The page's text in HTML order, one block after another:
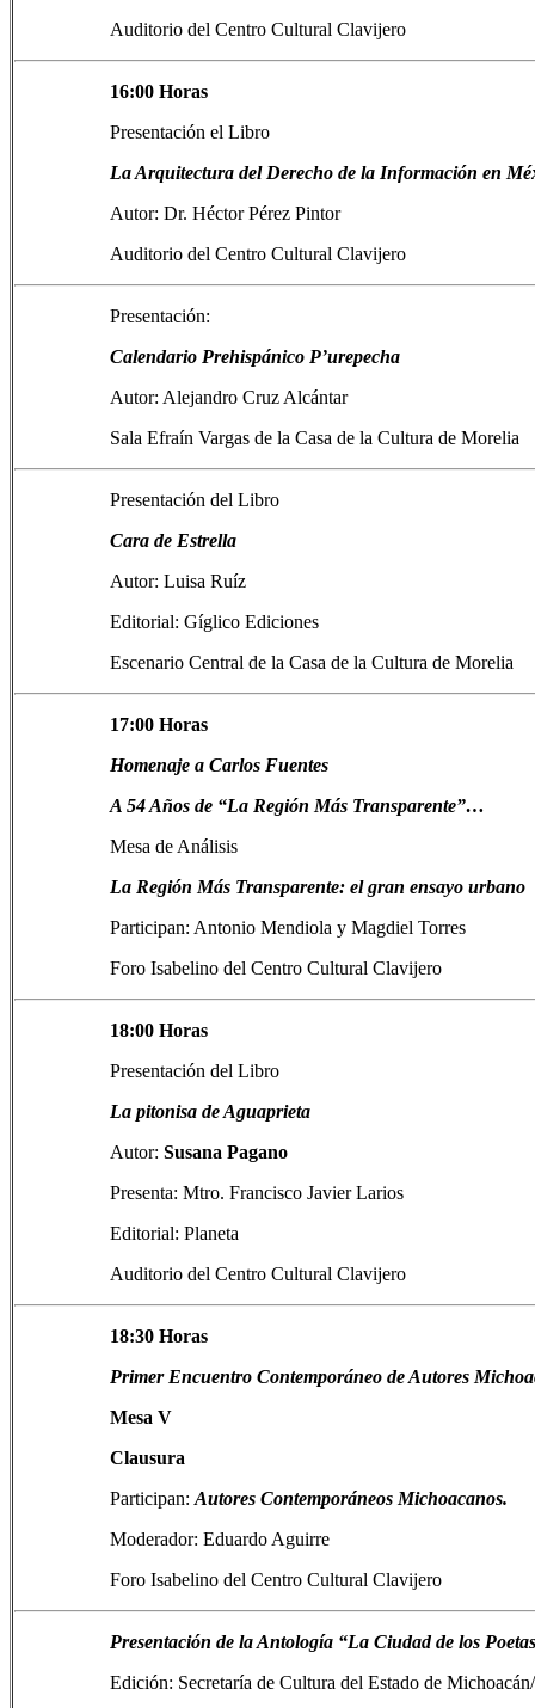
Auditorio del Centro Cultural Clavijero
16:00 Horas
Presentación el Libro
La Arquitectura del Derecho de la Información en
Autor: Dr. Héctor Pérez Pintor
Auditorio del Centro Cultural Clavijero
Presentación:
Calendario Prehispánico P’urepecha
Autor: Alejandro Cruz Alcántar
Sala Efraín Vargas de la Casa de la Cultura de Morelia
Presentación del Libro
Cara de Estrella
Autor: Luisa Ruíz
Editorial: Gíglico Ediciones
Escenario Central de la Casa de la Cultura de Morelia
17:00 Horas
Homenaje a Carlos Fuentes
A 54 Años de “La Región Más Transparente”…
Mesa de Análisis
La Región Más Transparente: el gran ensayo urbano
Participan: Antonio Mendiola y Magdiel Torres
Foro Isabelino del Centro Cultural Clavijero
18:00 Horas
Presentación del Libro
La pitonisa de Aguaprieta
Autor: Susana Pagano
Presenta: Mtro. Francisco Javier Larios
Editorial: Planeta
Auditorio del Centro Cultural Clavijero
18:30 Horas
Primer Encuentro Contemporáneo de Autores
Mesa V
Clausura
Participan: Autores Contemporáneos Michoacanos.
Moderador: Eduardo Aguirre
Foro Isabelino del Centro Cultural Clavijero
Presentación de la Antología “La Ciudad de los
Edición: Secretaría de Cultura del Estado de